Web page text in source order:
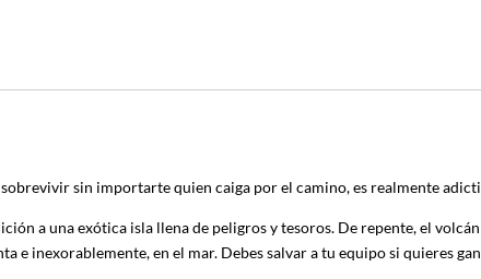
sobrevivir sin importarte quien caiga por el camino, es realmente
a una exótica isla llena de peligros y tesoros. De repente, el
e inexorablemente, en el mar. Debes salvar a tu equipo si quieres